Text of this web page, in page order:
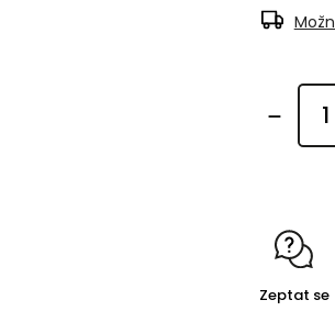
Zeptat se